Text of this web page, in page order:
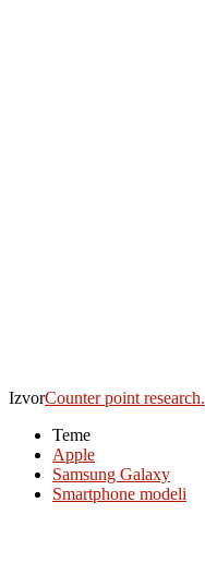
IzvorCounter point research.
Teme
Apple
Samsung Galaxy
Smartphone modeli